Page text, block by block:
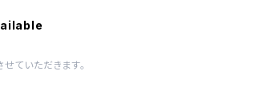
ていただきます。